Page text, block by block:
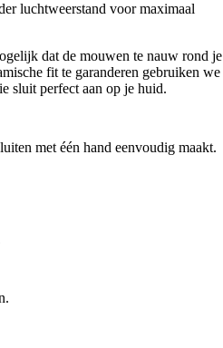
luchtweerstand voor maximaal
dat de mouwen te nauw rond je
fit te garanderen gebruiken we
sluit perfect aan op je huid.
met één hand eenvoudig maakt.